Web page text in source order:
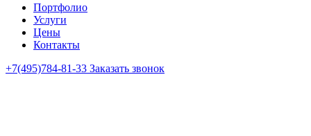
Портфолио
Услуги
Цены
Контакты
+7(495)784-81-33 Заказать звонок